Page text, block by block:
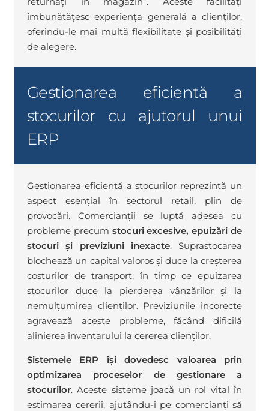
îmbunătățesc experiența generală a clienților,
oferindu-le mai multă flexibilitate și posibilități
de alegere.
Gestionarea eficientă a
stocurilor cu ajutorul unui
ERP
Gestionarea eficientă a stocurilor reprezintă un
aspect esențial în sectorul retail, plin de
provocări. Comercianții se luptă adesea cu
probleme precum stocuri excesive, epuizări de
stocuri și previziuni inexacte. Suprastocarea
blochează un capital valoros și duce la creșterea
costurilor de transport, în timp ce epuizarea
stocurilor duce la pierderea vânzărilor și la
nemulțumirea clienților. Previziunile incorecte
agravează aceste probleme, făcând dificilă
alinierea inventarului la cererea clienților.
Sistemele ERP își dovedesc valoarea prin
optimizarea proceselor de gestionare a
stocurilor. Aceste sisteme joacă un rol vital în
estimarea cererii, ajutându-i pe comercianți să